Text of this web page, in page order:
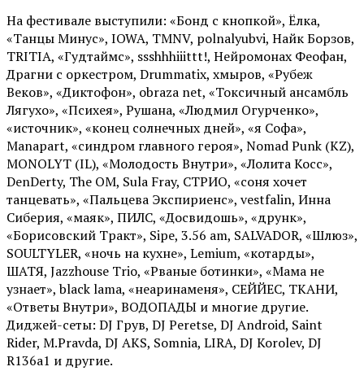
На фестивале выступили: «Бонд с кнопкой», Ёлка,
«Танцы Минус», IOWA, TMNV, polnalyubvi, Найк Борзов,
TRITIA, «Гудтаймс», ssshhhiiittt!, Нейромонах Феофан,
Драгни с оркестром, Drummatix, хмыров, «Рубеж
Веков», «Диктофон», obraza net, «Токсичный ансамбль
Лягухо», «Психея», Рушана, «Людмил Огурченко»,
«источник», «конец солнечных дней», «я Софа»,
Manapart, «синдром главного героя», Nomad Punk (KZ),
MONOLYT (IL), «Молодость Внутри», «Лолита Косс»,
DenDerty, The OM, Sula Fray, СТРИО, «соня хочет
танцевать», «Пальцева Экспириенс», vestfalin, Инна
Сиберия, «маяк», ПИЛС, «Досвидошь», «друнк»,
«Борисовский Тракт», Sipe, 3.56 am, SALVADOR, «Шлюз»,
SOULTYLER, «ночь на кухне», Lemium, «котарды»,
ШАТЯ, Jazzhouse Trio, «Рваные ботинки», «Мама не
узнает», black lama, «неаринаменя», СЕЙЙЕС, ТКАНИ,
«Ответы Внутри», ВОДОПАДЫ и многие другие.
Диджей-сеты: DJ Грув, DJ Peretse, DJ Android, Saint
Rider, М.Pravda, DJ AKS, Somnia, LIRA, DJ Korolev, DJ
R136a1 и другие.